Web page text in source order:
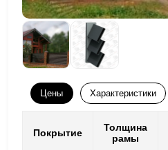
Цены Характеристики
Покрытие
Толщина
рамы